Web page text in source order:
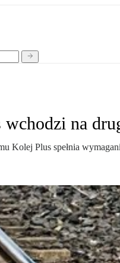
na
Kolej Plus spełnia